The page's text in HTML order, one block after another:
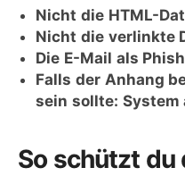
Nicht die HTML-
Nicht die verlinkte
Die E-Mail als
Falls der Anhang
sein sollte: System
So schützt du